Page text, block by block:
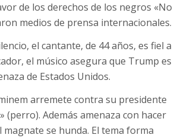
de los derechos de los negros «No
medios de prensa internacionales.
el cantante, de 44 años, es fiel a
el músico asegura que Trump es
de Estados Unidos.
arremete contra su presidente
(perro). Además amenaza con hacer
magnate se hunda. El tema forma